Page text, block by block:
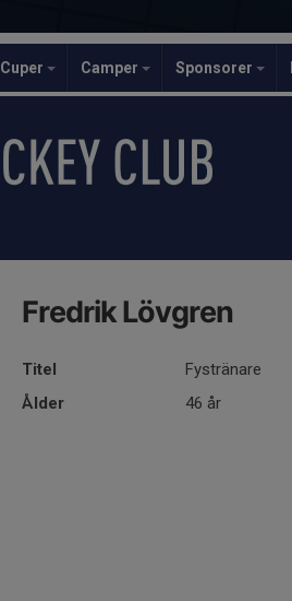
Cuper Camper Sponsorer
Fredrik Lövgren
Titel
Fystränare
Ålder
46 år